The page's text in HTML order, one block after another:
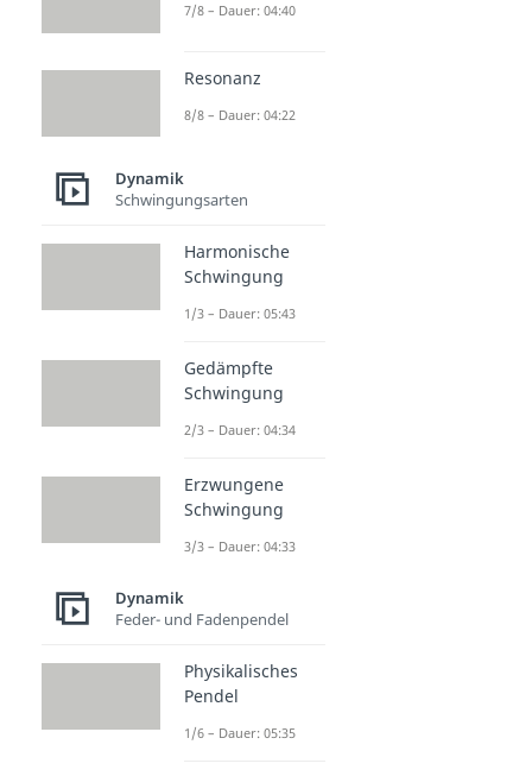
7/8 – Dauer: 04:40
Resonanz
8/8 – Dauer: 04:22
Dynamik
Schwingungsarten
Harmonische
Schwingung
1/3 – Dauer: 05:43
Gedämpfte
Schwingung
2/3 – Dauer: 04:34
Erzwungene
Schwingung
3/3 – Dauer: 04:33
Dynamik
Feder- und Fadenpendel
Physikalisches
Pendel
1/6 – Dauer: 05:35